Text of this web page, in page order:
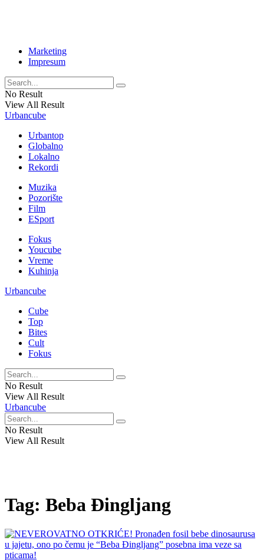
Marketing
Impresum
No Result
View All Result
Urbancube
Urbantop
Globalno
Lokalno
Rekordi
Muzika
Pozorište
Film
ESport
Fokus
Youcube
Vreme
Kuhinja
Urbancube
Cube
Top
Bites
Cult
Fokus
No Result
View All Result
Urbancube
No Result
View All Result
Tag: Beba Ðingljang